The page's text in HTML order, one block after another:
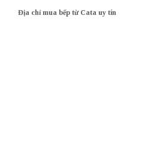
Địa chỉ mua bếp từ Cata uy tín